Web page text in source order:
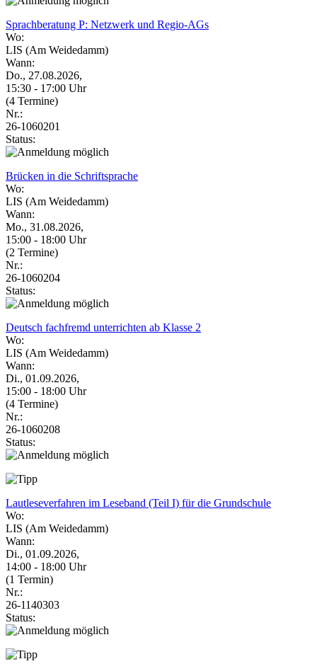
Sprachberatung P: Netzwerk und Regio-AGs
Wo:
LIS (Am Weidedamm)
Wann:
Do., 27.08.2026,
15:30 - 17:00 Uhr
(4 Termine)
Nr.:
26-1060201
Status:
Brücken in die Schriftsprache
Wo:
LIS (Am Weidedamm)
Wann:
Mo., 31.08.2026,
15:00 - 18:00 Uhr
(2 Termine)
Nr.:
26-1060204
Status:
Deutsch fachfremd unterrichten ab Klasse 2
Wo:
LIS (Am Weidedamm)
Wann:
Di., 01.09.2026,
15:00 - 18:00 Uhr
(4 Termine)
Nr.:
26-1060208
Status:
Lautleseverfahren im Leseband (Teil I) für die Grundschule
Wo:
LIS (Am Weidedamm)
Wann:
Di., 01.09.2026,
14:00 - 18:00 Uhr
(1 Termin)
Nr.:
26-1140303
Status: